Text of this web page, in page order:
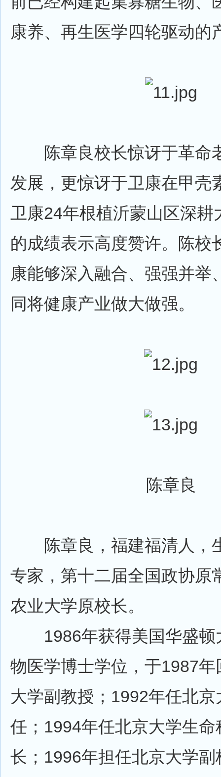
康养、再生医学四轮驱动的
陈章良校长惊讶于革命
发展，更惊讶于卫康在甲壳
卫康24年根植沂蒙山区深耕
的成绩表示高度赞许。陈校
康能够深入融合、强强并举
同将健康产业做大做强。
陈章良
陈章良，福建福清人，
专家，第十二届全国政协原
农业大学原校长。
1986年获得美国华盛顿
物医学博士学位，于1987
大学副教授；1992年任北
任；1994年任北京大学生命
长；1996年担任北京大学